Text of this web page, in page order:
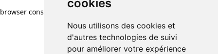
cookies
Nous utilisons des cookies et
d'autres technologies de suivi
pour améliorer votre expérience
browser console for more information)